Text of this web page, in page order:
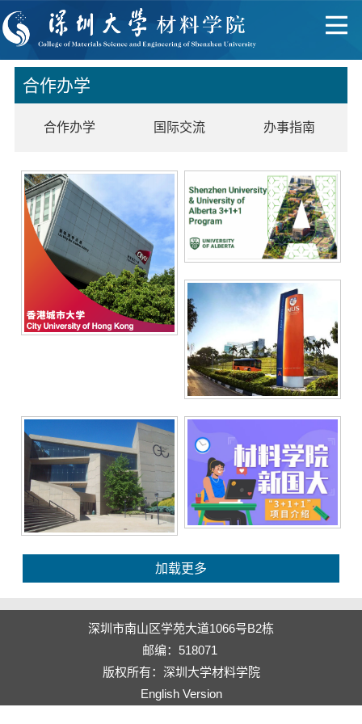
合作办学
合作办学 国际交流 办事指南
加载更多
深圳市南山区学苑大道1066号B2栋
邮编：518071
版权所有：深圳大学材料学院
English Version